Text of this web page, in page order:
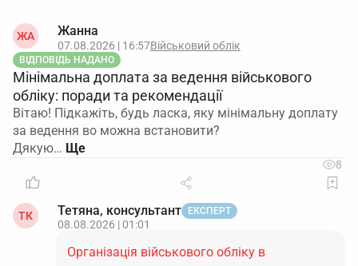
ЖА Жанна
07.08.2026 | 16:57Військовий облік
ВІДПОВІДЬ НАДАНО
Мінімальна доплата за ведення військового
обліку: поради та рекомендації
Вітаю! Підкажіть, будь ласка, яку мінімальну доплату
за ведення во можна встановити?
Дякую…
8
ТК Тетяна, консультант ЕКСПЕРТ
08.08.2026 | 01:01
Організація військового обліку в